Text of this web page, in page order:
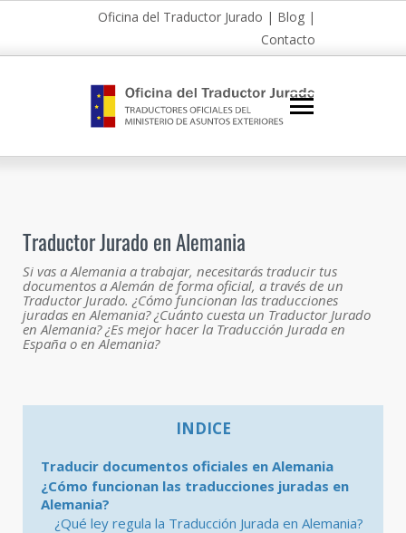
Oficina del Traductor Jurado | Blog |
Contacto
Traductor Jurado en Alemania
Si vas a Alemania a trabajar, necesitarás traducir tus
documentos a Alemán de forma oficial, a través de un
Traductor Jurado. ¿Cómo funcionan las traducciones
juradas en Alemania? ¿Cuánto cuesta un Traductor Jurado
en Alemania? ¿Es mejor hacer la Traducción Jurada en
España o en Alemania?
INDICE
Traducir documentos oficiales en Alemania
¿Cómo funcionan las traducciones juradas en
Alemania?
¿Qué ley regula la Traducción Jurada en Alemania?